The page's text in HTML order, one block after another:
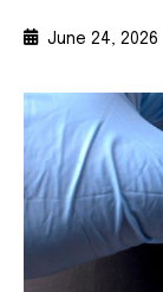
June 24, 2026